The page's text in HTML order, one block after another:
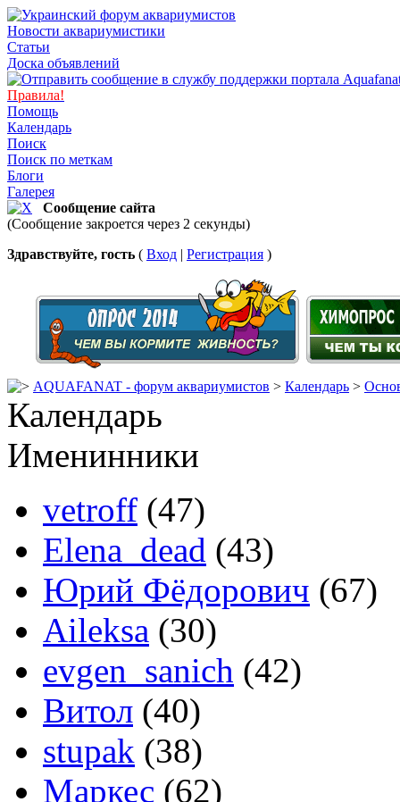
Новости аквариумистики
Статьи
Доска объявлений
Правила!
Помощь
Календарь
Поиск
Поиск по меткам
Блоги
Галерея
Сообщение сайта
(Сообщение закроется через 2 секунды)
Здравствуйте, гость ( Вход | Регистрация )
AQUAFANAT - форум аквариумистов > Календарь >
Календарь
Именинники
vetroff (47)
Elena_dead (43)
Юрий Фёдорович (67)
Aileksa (30)
evgen_sanich (42)
Витол (40)
stupak (38)
Маркес (62)